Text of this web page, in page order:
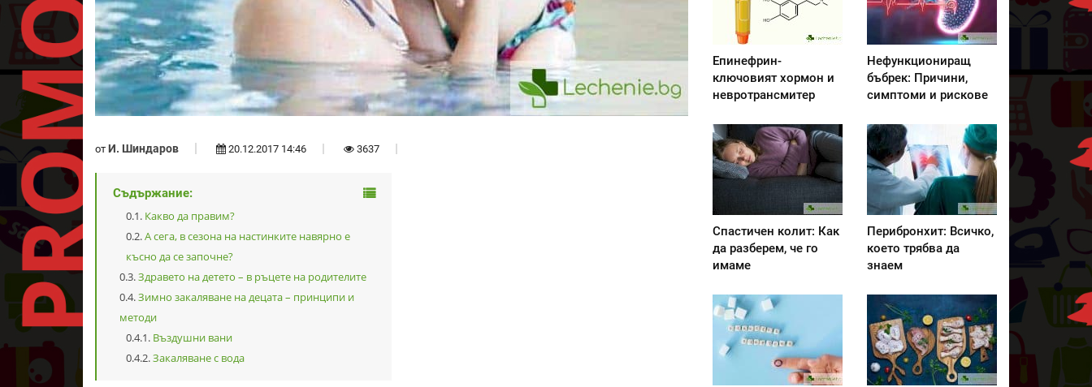
от И. Шиндаров 20.12.2017 14:46 3637
Съдържание:
Какво да правим?
А сега, в сезона на настинките навярно е
късно да се започне?
Здравето на детето – в ръцете на родителите
Зимно закаляване на децата – принципи и
методи
Въздушни вани
Закаляване с вода
Епинефрин-
ключовият хормон и
невротрансмитер
Нефункциониращ
бъбрек: Причини,
симптоми и рискове
Спастичен колит: Как
да разберем, че го
имаме
Перибронхит: Всичко,
което трябва да
знаем